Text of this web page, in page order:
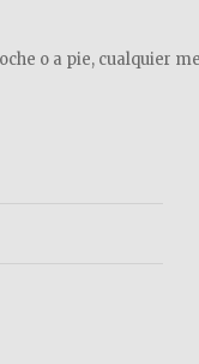
o a pie, cualquier